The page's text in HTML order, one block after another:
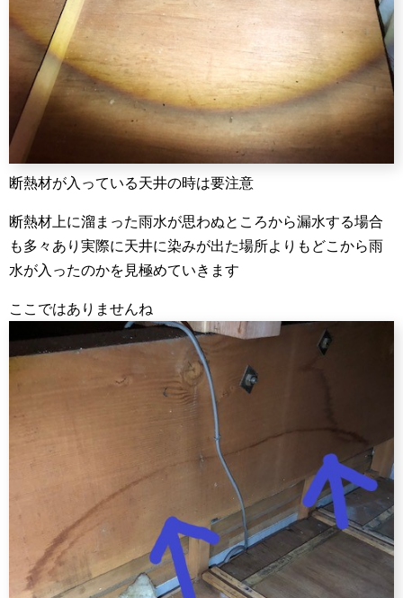
断熱材が入っている天井の時は要注意
断熱材上に溜まった雨水が思わぬところから漏水する場合
も多々あり実際に天井に染みが出た場所よりもどこから雨
水が入ったのかを見極めていきます
ここではありませんね